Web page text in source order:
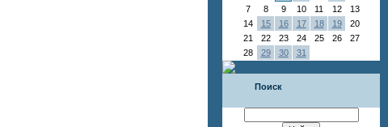
7
8 9 10 11 12
13
14
15 16 17 18 19
20
21
22 23 24 25 26
27
28
29 30 31
Поиск